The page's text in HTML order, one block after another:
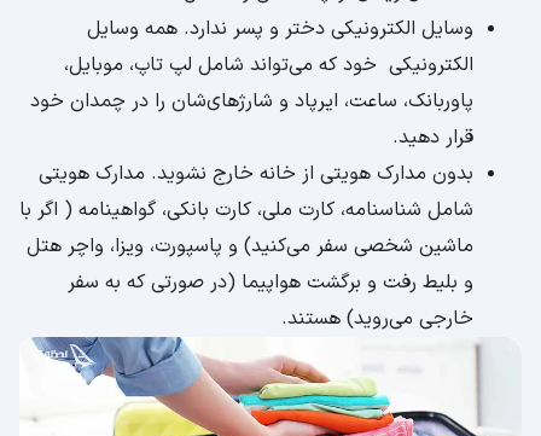
وسایل الکترونیکی دختر و پسر ندارد. همه وسایل
الکترونیکی خود که می‌تواند شامل لپ تاپ، موبایل،
پاوربانک، ساعت، ایرپاد و شارژهای‌شان را در چمدان خود
قرار دهید.
بدون مدارک هویتی از خانه خارج نشوید. مدارک هویتی
شامل شناسنامه، کارت ملی، کارت بانکی، گواهینامه ( اگر با
ماشین شخصی سفر می‌کنید) و پاسپورت، ویزا، واچر هتل
و بلیط رفت و برگشت هواپیما (در صورتی که به سفر
خارجی می‌روید) هستند.